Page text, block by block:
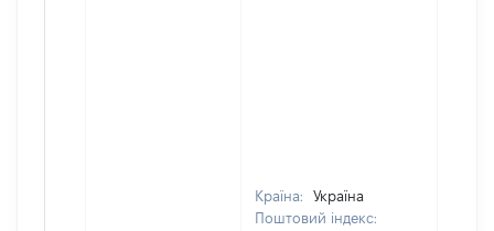
Країна:
Україна
Поштовий індекс: